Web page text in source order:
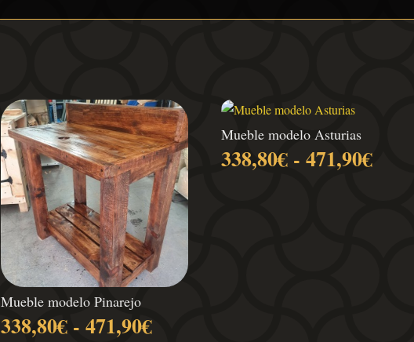
Mueble modelo Pinarejo
338,80€ - 471,90€Rango
Mueble modelo Asturias
338,80€ - 471,90€Rango